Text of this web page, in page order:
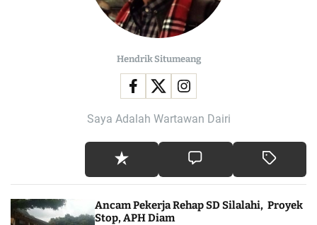
Hendrik Situmeang
Saya Adalah Wartawan Dairi
Ancam Pekerja Rehap SD Silalahi, Proyek
Stop, APH Diam